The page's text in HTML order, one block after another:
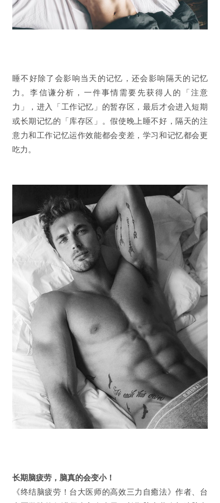
睡不好除了会影响当天的记忆，还会影响隔天的记忆
力。李信谦分析，一件事情需要先获得人的「注意
力」，进入「工作记忆」的暂存区，最后才会进入短期
或长期记忆的「库存区」。假使晚上睡不好，隔天的注
意力和工作记忆运作效能都会变差，学习和记忆都会更
吃力。
长期脑疲劳，脑真的会变小！
《终结脑疲劳！台大医师的高效三力自癒法》作者、台